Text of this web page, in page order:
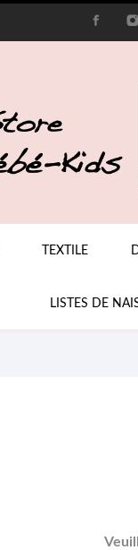
TEXTILE
LISTES DE